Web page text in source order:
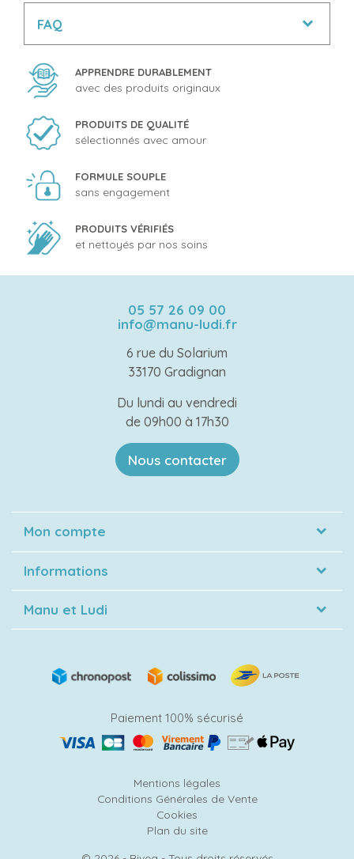
FAQ
APPRENDRE DURABLEMENT
avec des produits originaux
PRODUITS DE QUALITÉ
sélectionnés avec amour
FORMULE SOUPLE
sans engagement
PRODUITS VÉRIFIÉS
et nettoyés par nos soins
05 57 26 09 00
info@manu-ludi.fr
6 rue du Solarium
33170 Gradignan
Du lundi au vendredi
de 09h00 à 17h30
Nous contacter
Mon compte
Informations
Manu et Ludi
Paiement 100% sécurisé
Mentions légales
Conditions Générales de Vente
Cookies
Plan du site